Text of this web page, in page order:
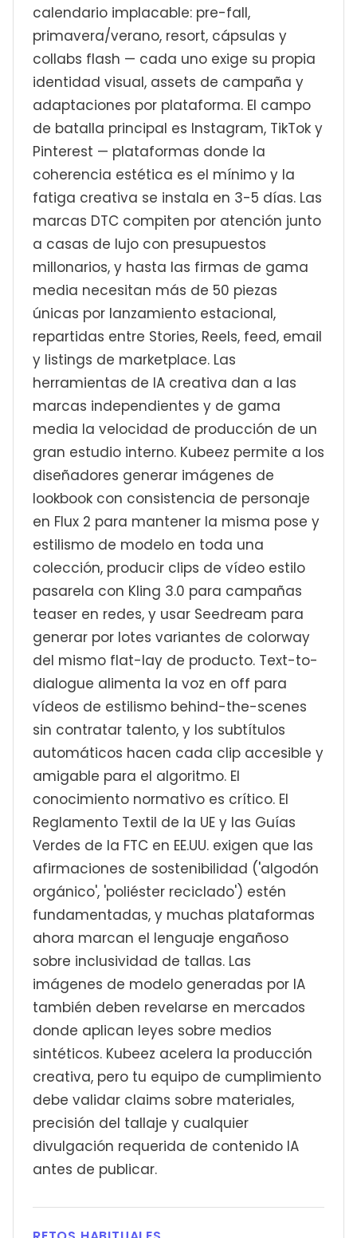
calendario implacable: pre-fall,
primavera/verano, resort, cápsulas y
collabs flash — cada uno exige su propia
identidad visual, assets de campaña y
adaptaciones por plataforma. El campo
de batalla principal es Instagram, TikTok y
Pinterest — plataformas donde la
coherencia estética es el mínimo y la
fatiga creativa se instala en 3-5 días. Las
marcas DTC compiten por atención junto
a casas de lujo con presupuestos
millonarios, y hasta las firmas de gama
media necesitan más de 50 piezas
únicas por lanzamiento estacional,
repartidas entre Stories, Reels, feed, email
y listings de marketplace. Las
herramientas de IA creativa dan a las
marcas independientes y de gama
media la velocidad de producción de un
gran estudio interno. Kubeez permite a los
diseñadores generar imágenes de
lookbook con consistencia de personaje
en Flux 2 para mantener la misma pose y
estilismo de modelo en toda una
colección, producir clips de vídeo estilo
pasarela con Kling 3.0 para campañas
teaser en redes, y usar Seedream para
generar por lotes variantes de colorway
del mismo flat-lay de producto. Text-to-
dialogue alimenta la voz en off para
vídeos de estilismo behind-the-scenes
sin contratar talento, y los subtítulos
automáticos hacen cada clip accesible y
amigable para el algoritmo. El
conocimiento normativo es crítico. El
Reglamento Textil de la UE y las Guías
Verdes de la FTC en EE.UU. exigen que las
afirmaciones de sostenibilidad ('algodón
orgánico', 'poliéster reciclado') estén
fundamentadas, y muchas plataformas
ahora marcan el lenguaje engañoso
sobre inclusividad de tallas. Las
imágenes de modelo generadas por IA
también deben revelarse en mercados
donde aplican leyes sobre medios
sintéticos. Kubeez acelera la producción
creativa, pero tu equipo de cumplimiento
debe validar claims sobre materiales,
precisión del tallaje y cualquier
divulgación requerida de contenido IA
antes de publicar.